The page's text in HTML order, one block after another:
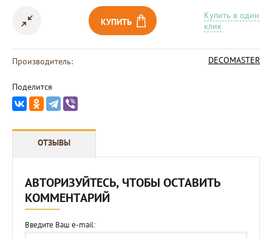
КУПИТЬ
Купить в один
клик
Производитель: DECOMASTER
Поделится
ОТЗЫВЫ
АВТОРИЗУЙТЕСЬ, ЧТОБЫ ОСТАВИТЬ
КОММЕНТАРИЙ
Введите Ваш e-mail: